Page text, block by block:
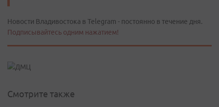
Новости Владивостока в Telegram - постоянно в течение дня.
Подписывайтесь одним нажатием!
Смотрите также